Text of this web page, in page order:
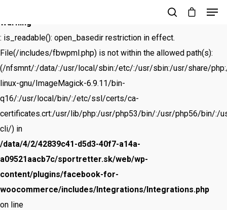
Warning
: is_readable(): open_basedir restriction in effect.
File(/includes/fbwpml.php) is not within the allowed path(s):
(/nfsmnt/:/data/:/usr/local/sbin:/etc/:/usr/sbin:/usr/share/
linux-gnu/ImageMagick-6.9.11/bin-
q16/:/usr/local/bin/:/etc/ssl/certs/ca-
certificates.crt:/usr/lib/php:/usr/php53/bin/:/usr/php56/bin/
cli/) in
/data/4/2/42839c41-d5d3-40f7-a14a-
a09521aacb7c/sportretter.sk/web/wp-
content/plugins/facebook-for-
woocommerce/includes/Integrations/Integrations.php
on line
Stlačením klávesu Enter vyhľadajte alebo
klávesom ESC zavrite